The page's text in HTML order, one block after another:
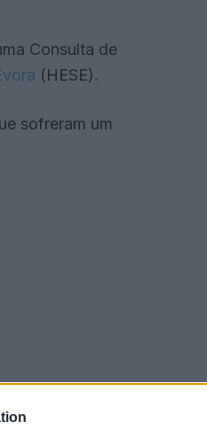
Consulta de
(HESE).
sofreram um
permitindo à